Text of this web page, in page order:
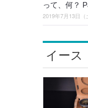
って、何？
2019年7月13日（
イース